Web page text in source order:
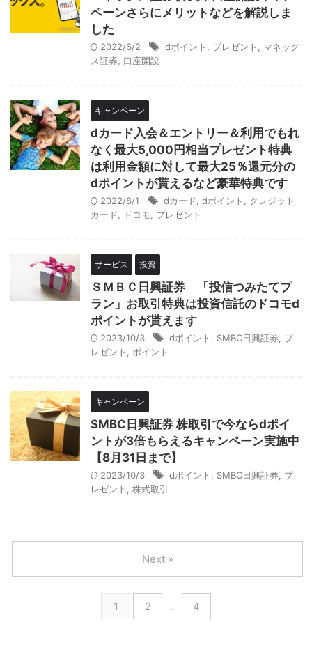
ペーンさらにメリットなどを解説しま
した
2022/6/2 dポイント プレゼント
マネック
ス証券
口座開設
キャンペーン
dカード入会＆エントリー＆利用でもれ
なく最大5,000円相当プレゼント特典
は利用金額に対して最大25％還元分の
dポイントが貰えるなど豪華特典です
2022/8/1 dカード dポイント
クレジット
カード
ドコモ プレゼント
サービス 投資
ＳＭＢＣ日興証券 「投信つみたてプ
ラン」お取引特典は投資信託のドコモd
ポイントが貰えます
2023/10/3 dポイント SMBC日興証券
プ
レゼント
ポイント
キャンペーン
SMBC日興証券 株取引で今ならdポイ
ントが3倍もらえるキャンペーン実施中
【8月31日まで】
2023/10/3 dポイント SMBC日興証券
プ
レゼント
株式取引
1 2 … 4
Next »